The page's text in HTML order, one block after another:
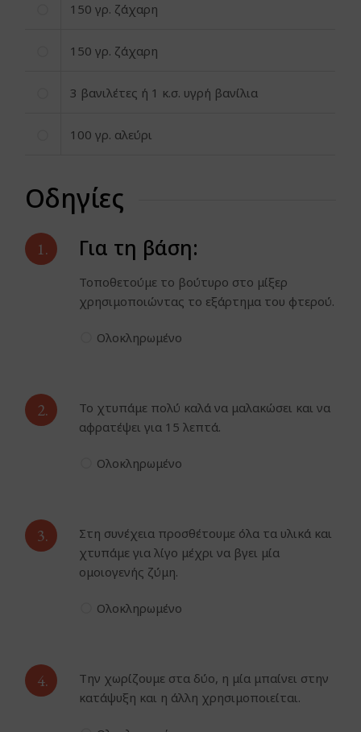
150 γρ. ζάχαρη
150 γρ. ζάχαρη
3 βανιλέτες ή 1 κ.σ. υγρή βανίλια
100 γρ. αλεύρι
Οδηγίες
1. Για τη βάση:
Τοποθετούμε το βούτυρο στο μίξερ
χρησιμοποιώντας το εξάρτημα του φτερού.
Ολοκληρωμένο
2.
Το χτυπάμε πολύ καλά να μαλακώσει και να
αφρατέψει για 15 λεπτά.
Ολοκληρωμένο
3.
Στη συνέχεια προσθέτουμε όλα τα υλικά και
χτυπάμε για λίγο μέχρι να βγει μία
ομοιογενής ζύμη.
Ολοκληρωμένο
4.
Την χωρίζουμε στα δύο, η μία μπαίνει στην
κατάψυξη και η άλλη χρησιμοποιείται.